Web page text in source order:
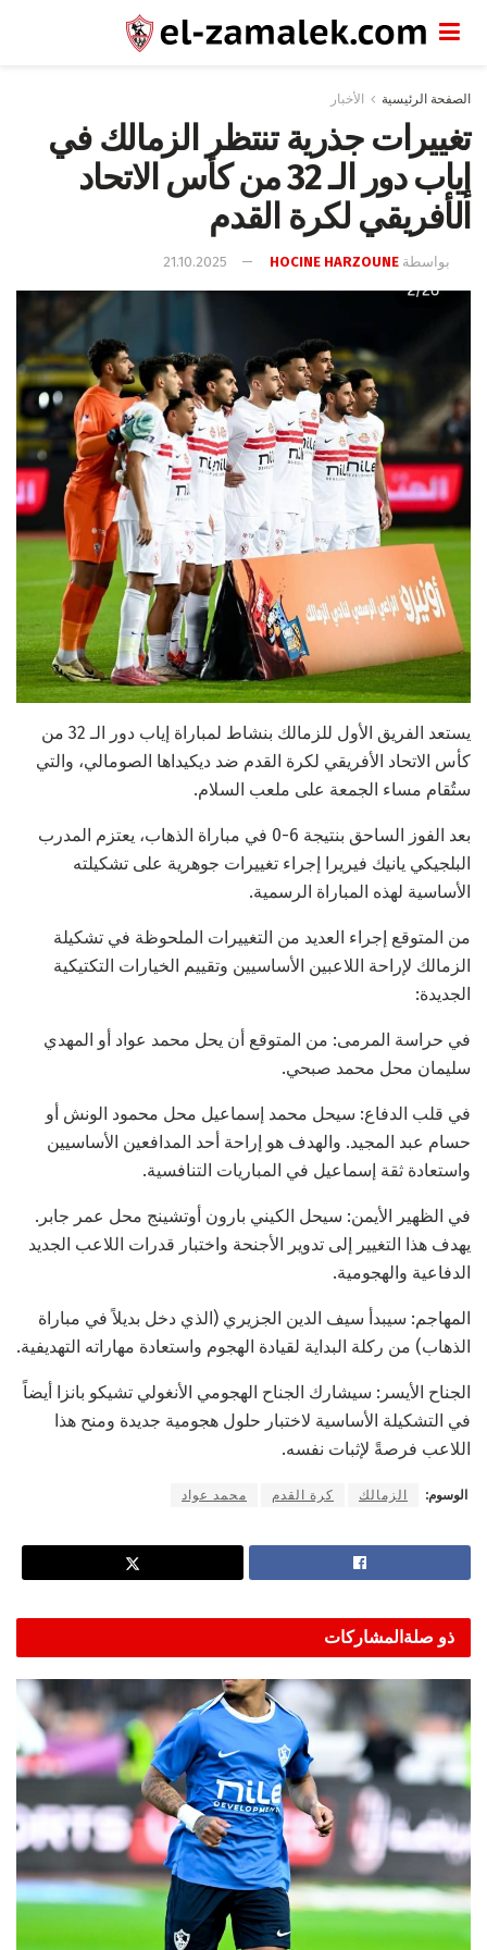
الصفحة الرئيسية الأخبار
تغييرات جذرية تنتظر الزمالك في
إياب دور الـ 32 من كأس الاتحاد
الأفريقي لكرة القدم
بواسطة HOCINE HARZOUNE
21.10.2025
يستعد الفريق الأول للزمالك بنشاط لمباراة إياب دور الـ 32 من
كأس الاتحاد الأفريقي لكرة القدم ضد ديكيداها الصومالي، والتي
ستُقام مساء الجمعة على ملعب السلام.
بعد الفوز الساحق بنتيجة 6-0 في مباراة الذهاب، يعتزم المدرب
البلجيكي يانيك فيريرا إجراء تغييرات جوهرية على تشكيلته
الأساسية لهذه المباراة الرسمية.
من المتوقع إجراء العديد من التغييرات الملحوظة في تشكيلة
الزمالك لإراحة اللاعبين الأساسيين وتقييم الخيارات التكتيكية
الجديدة:
في حراسة المرمى: من المتوقع أن يحل محمد عواد أو المهدي
سليمان محل محمد صبحي.
في قلب الدفاع: سيحل محمد إسماعيل محل محمود الونش أو
حسام عبد المجيد. والهدف هو إراحة أحد المدافعين الأساسيين
واستعادة ثقة إسماعيل في المباريات التنافسية.
في الظهير الأيمن: سيحل الكيني بارون أوتشينج محل عمر جابر.
يهدف هذا التغيير إلى تدوير الأجنحة واختبار قدرات اللاعب الجديد
الدفاعية والهجومية.
المهاجم: سيبدأ سيف الدين الجزيري (الذي دخل بديلاً في مباراة
الذهاب) من ركلة البداية لقيادة الهجوم واستعادة مهاراته التهديفية.
الجناح الأيسر: سيشارك الجناح الهجومي الأنغولي تشيكو بانزا أيضاً
في التشكيلة الأساسية لاختبار حلول هجومية جديدة ومنح هذا
اللاعب فرصةً لإثبات نفسه.
الوسوم: الزمالك كرة القدم محمد عواد
ذو صلة المشاركات